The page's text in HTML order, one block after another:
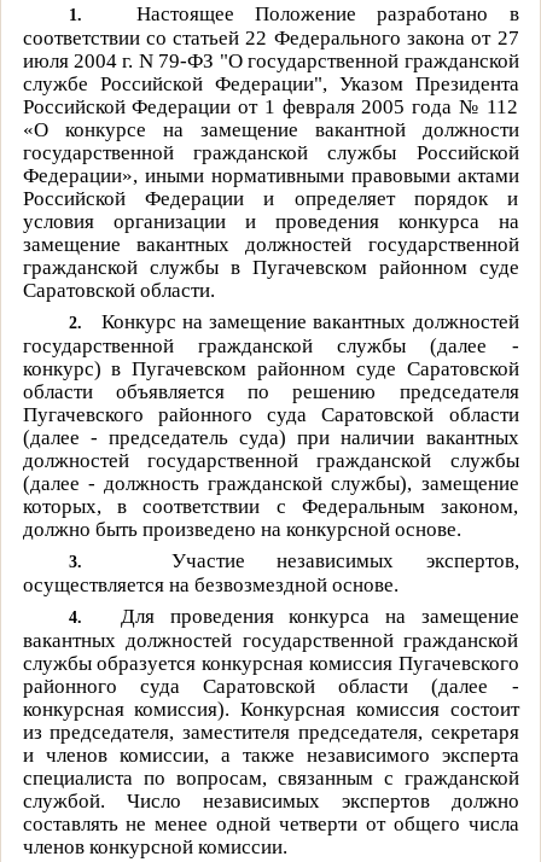
1.
Настоящее Положение разработано в
соответствии со статьей 22 Федерального закона от 27
июля 2004 г. N 79-ФЗ "О государственной гражданской
службе Российской Федерации", Указом Президента
Российской Федерации от 1 февраля 2005 года № 112
«О конкурсе на замещение вакантной должности
государственной гражданской службы Российской
Федерации», иными нормативными правовыми актами
Российской Федерации и определяет порядок и
условия организации и проведения конкурса на
замещение вакантных должностей государственной
гражданской службы в Пугачевском районном суде
Саратовской области.
2.
Конкурс на замещение вакантных должностей
государственной гражданской службы (далее -
конкурс) в Пугачевском районном суде Саратовской
области объявляется по решению председателя
Пугачевского районного суда Саратовской области
(далее - председатель суда) при наличии вакантных
должностей государственной гражданской службы
(далее - должность гражданской службы), замещение
которых, в соответствии с Федеральным законом,
должно быть произведено на конкурсной основе.
3.
Участие независимых экспертов,
осуществляется на безвозмездной основе.
4.
Для проведения конкурса на замещение
вакантных должностей государственной гражданской
службы образуется конкурсная комиссия Пугачевского
районного суда Саратовской области (далее -
конкурсная комиссия). Конкурсная комиссия состоит
из председателя, заместителя председателя, секретаря
и членов комиссии, а также независимого эксперта
специалиста по вопросам, связанным с гражданской
службой. Число независимых экспертов должно
составлять не менее одной четверти от общего числа
членов конкурсной комиссии.